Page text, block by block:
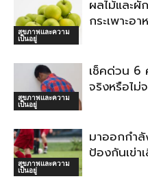
สุขภาพและความ
เป็นอยู่
ผลไม้และผั
กระเพาะอา
สุขภาพและความ
เป็นอยู่
เช็คด่วน 6
จริงหรือไม่
สุขภาพและความ
เป็นอยู่
มาออกกำลั
ป้องกันเข่า